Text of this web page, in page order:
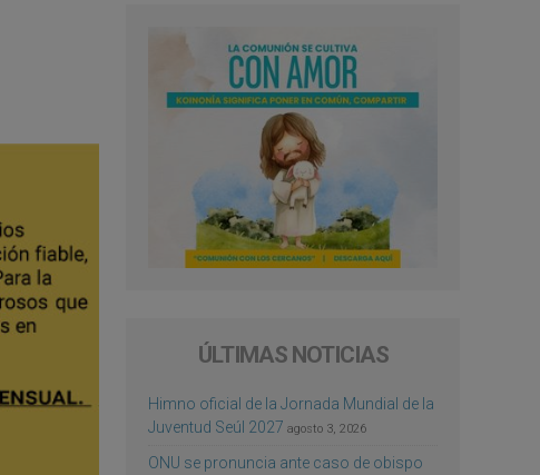
ÚLTIMAS NOTICIAS
Himno oficial de la Jornada Mundial de la
Juventud Seúl 2027 agosto 3, 2026
ONU se pronuncia ante caso de obispo